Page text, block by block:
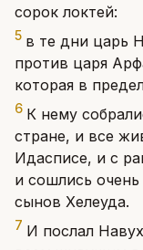
сорок локтей:
5 в те дни царь
против царя
которая в
6 К нему
стране, и все
Идасписе, и с
и сошлись
сынов Хелеуда.
7 И послал